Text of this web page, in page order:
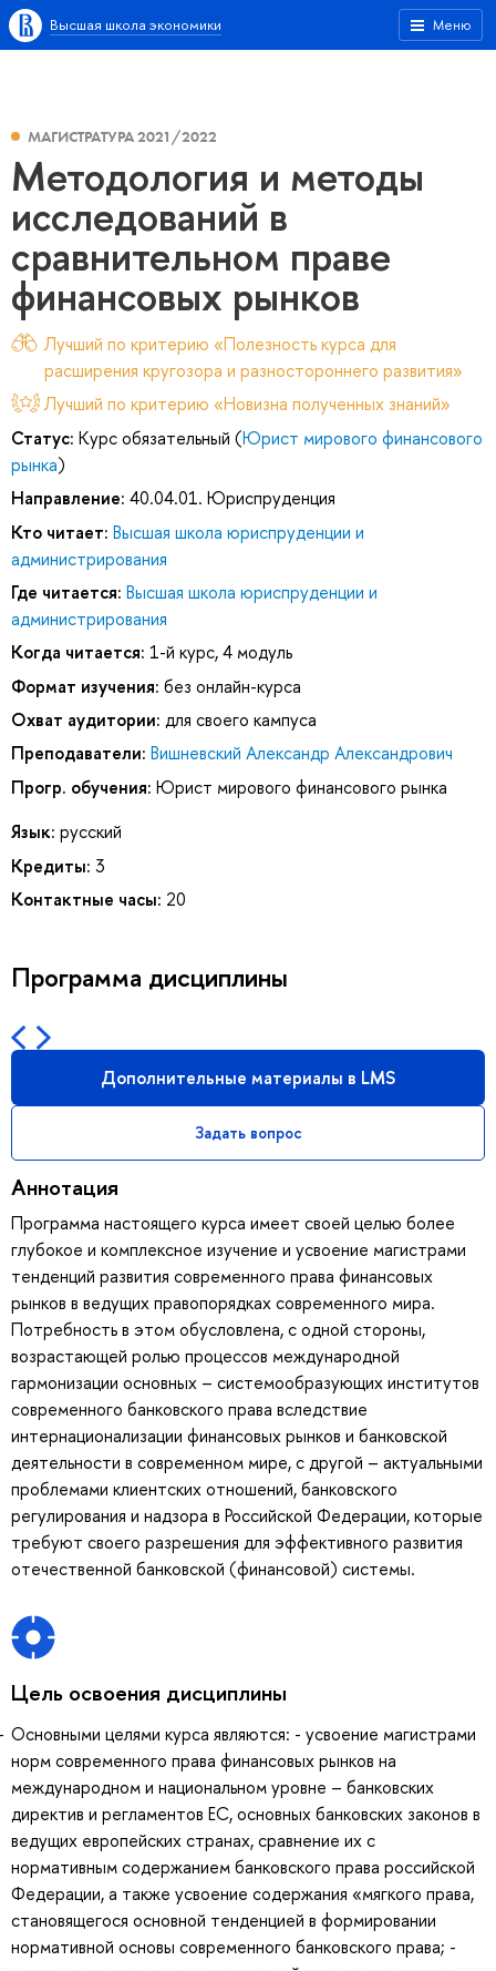
Меню
Высшая школа экономики
МАГИСТРАТУРА 2021/2022
Методология и методы
исследований в
сравнительном праве
финансовых рынков
Лучший по критерию «Полезность курса для
расширения кругозора и разностороннего развития»
Лучший по критерию «Новизна полученных знаний»
Статус: Курс обязательный (Юрист мирового финансового
рынка)
Направление: 40.04.01. Юриспруденция
Кто читает: Высшая школа юриспруденции и
администрирования
Где читается: Высшая школа юриспруденции и
администрирования
Когда читается: 1-й курс, 4 модуль
Формат изучения: без онлайн-курса
Охват аудитории: для своего кампуса
Преподаватели: Вишневский Александр Александрович
Прогр. обучения: Юрист мирового финансового рынка
Язык: русский
Кредиты: 3
Контактные часы: 20
Программа дисциплины
Дополнительные материалы в LMS
Задать вопрос
Аннотация
Программа настоящего курса имеет своей целью более
глубокое и комплексное изучение и усвоение магистрами
тенденций развития современного права финансовых
рынков в ведущих правопорядках современного мира.
Потребность в этом обусловлена, с одной стороны,
возрастающей ролью процессов международной
гармонизации основных – системообразующих институтов
современного банковского права вследствие
интернационализации финансовых рынков и банковской
деятельности в современном мире, с другой – актуальными
проблемами клиентских отношений, банковского
регулирования и надзора в Российской Федерации, которые
требуют своего разрешения для эффективного развития
отечественной банковской (финансовой) системы.
Цель освоения дисциплины
Основными целями курса являются: - усвоение магистрами
норм современного права финансовых рынков на
международном и национальном уровне – банковских
директив и регламентов ЕС, основных банковских законов в
ведущих европейских странах, сравнение их с
нормативным содержанием банковского права российской
Федерации, а также усвоение содержания «мягкого права,
становящегося основной тенденцией в формировании
нормативной основы современного банковского права; -